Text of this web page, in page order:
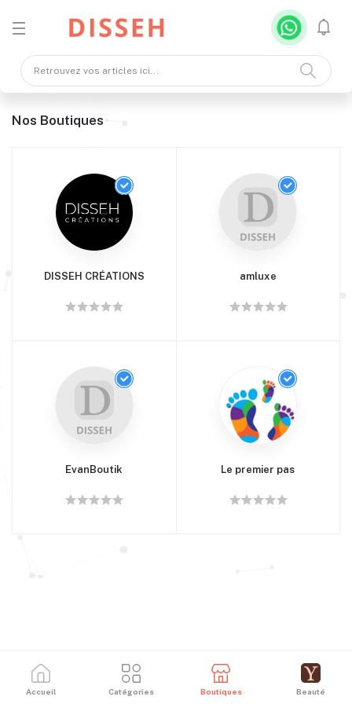
Nos Boutiques
DISSEH CRÉATIONS amluxe
EvanBoutik Le premier pas
Accueil Catégories Boutiques Beauté